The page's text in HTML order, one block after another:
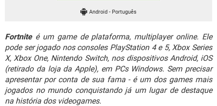
GMAIL
INSTAGRAM GMAIL
GUIA DE COMPRAS
Android - Português
Fortniteé um game de plataforma, multiplayer online. Ele
pode ser jogado nos consoles PlayStation 4 e 5, Xbox Series
X, Xbox One, Nintendo Switch, nos dispositivos Android, iOS
(retirado da loja da Apple), em PCs Windows. Sem precisar
apresentar por conta de sua fama - é um dos games mais
jogados no mundo conquistando já um lugar de destaque
na história dos videogames.